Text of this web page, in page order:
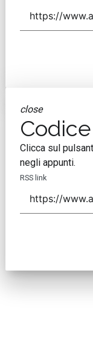
close
Clicca sul
negli appunti.
RSS link